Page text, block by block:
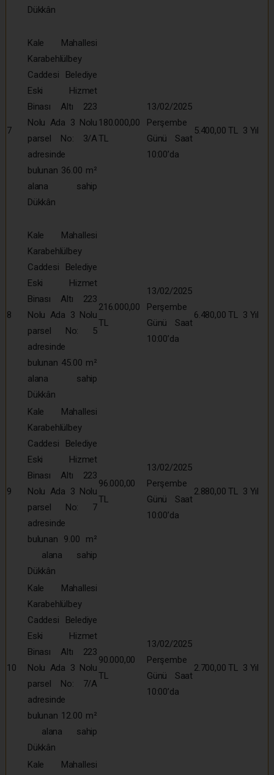
Dükkân
7
Kale Mahallesi
Karabehlülbey
Caddesi Belediye
Eski Hizmet
Binası Altı 223
Nolu Ada 3 Nolu
parsel No: 3/A
adresinde
bulunan 36.00 m²
alana sahip
Dükkân
180.000,00
TL
13/02/2025
Perşembe
Günü Saat
10:00’da
5.400,00 TL 3 Yıl
8
Kale Mahallesi
Karabehlülbey
Caddesi Belediye
Eski Hizmet
Binası Altı 223
Nolu Ada 3 Nolu
parsel No: 5
adresinde
bulunan 45.00 m²
alana sahip
Dükkân
216.000,00
TL
13/02/2025
Perşembe
Günü Saat
10:00’da
6.480,00 TL 3 Yıl
9
Kale Mahallesi
Karabehlülbey
Caddesi Belediye
Eski Hizmet
Binası Altı 223
Nolu Ada 3 Nolu
parsel No: 7
adresinde
bulunan 9.00 m²
alana sahip
Dükkân
96.000,00
TL
13/02/2025
Perşembe
Günü Saat
10:00’da
2.880,00 TL 3 Yıl
10
Kale Mahallesi
Karabehlülbey
Caddesi Belediye
Eski Hizmet
Binası Altı 223
Nolu Ada 3 Nolu
parsel No: 7/A
adresinde
bulunan 12.00 m²
alana sahip
Dükkân
90.000,00
TL
13/02/2025
Perşembe
Günü Saat
10:00’da
2.700,00 TL 3 Yıl
Kale Mahallesi